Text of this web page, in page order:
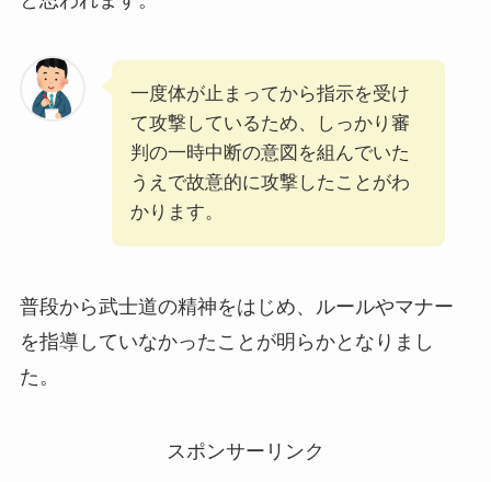
一度体が止まってから指示を受け
て攻撃しているため、しっかり審
判の一時中断の意図を組んでいた
うえで故意的に攻撃したことがわ
かります。
普段から武士道の精神をはじめ、ルールやマナー
を指導していなかったことが明らかとなりまし
た。
スポンサーリンク